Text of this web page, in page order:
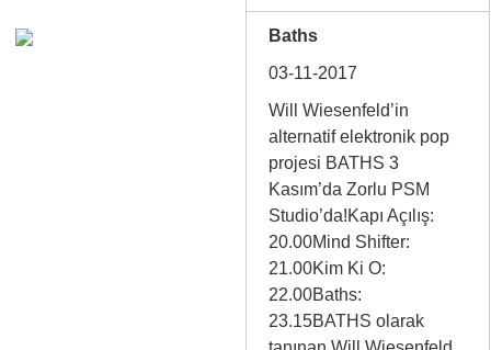
Baths
03-11-2017
Will Wiesenfeld’in
alternatif elektronik pop
projesi BATHS 3
Kasım’da Zorlu PSM
Studio’da!Kapı Açılış:
20.00Mind Shifter:
21.00Kim Ki O:
22.00Baths:
23.15BATHS olarak